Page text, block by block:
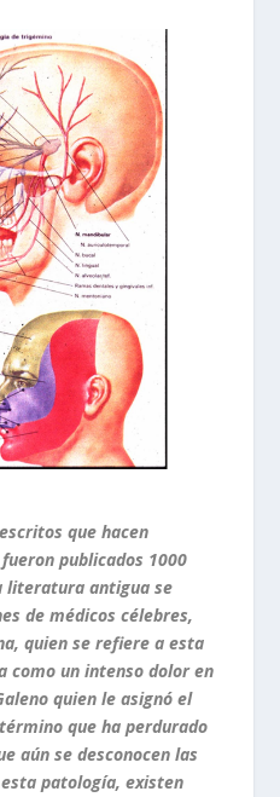
que hacen
publicados 1000
literatura antigua se
de médicos célebres,
quien se refiere a esta
como un intenso dolor en
quien le asignó el
que ha perdurado
aún se desconocen las
patología, existen